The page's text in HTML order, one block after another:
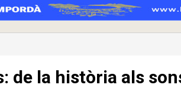
de la història als